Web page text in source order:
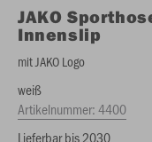
JAKO
Innenslip
mit JAKO Logo
weiß
Artikelnummer:4400
Lieferbar bis 2030